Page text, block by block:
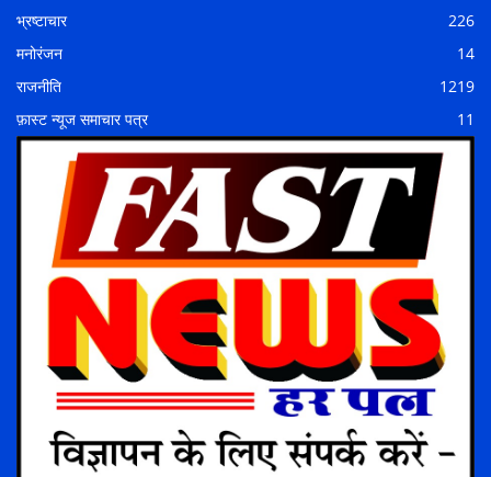
भ्रष्टाचार
226
मनोरंजन
14
राजनीति
1219
फ़ास्ट न्यूज समाचार पत्र
11